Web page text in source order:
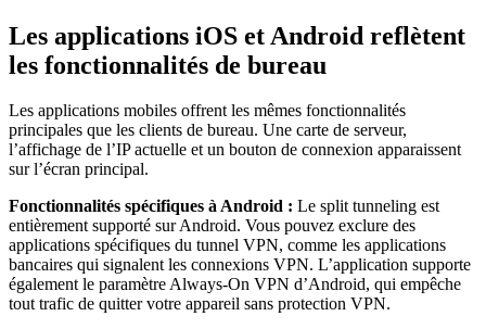
Les applications iOS et Android reflètent
les fonctionnalités de bureau
Les applications mobiles offrent les mêmes fonctionnalités
principales que les clients de bureau. Une carte de serveur,
l’affichage de l’IP actuelle et un bouton de connexion apparaissent
sur l’écran principal.
Fonctionnalités spécifiques à Android : Le split tunneling est
entièrement supporté sur Android. Vous pouvez exclure des
applications spécifiques du tunnel VPN, comme les applications
bancaires qui signalent les connexions VPN. L’application supporte
également le paramètre Always-On VPN d’Android, qui empêche
tout trafic de quitter votre appareil sans protection VPN.